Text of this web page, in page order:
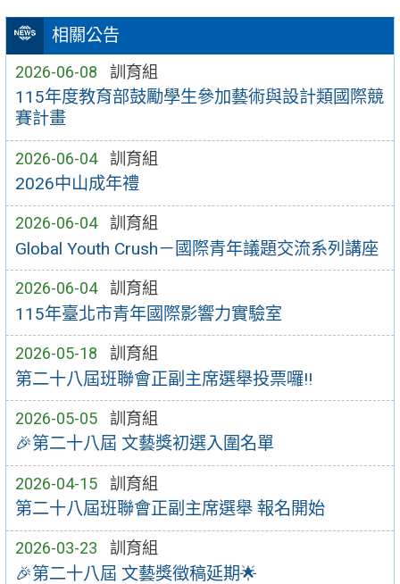
相關公告
2026-06-08 訓育組
115年度教育部鼓勵學生參加藝術與設計類國際競
賽計畫
2026-06-04 訓育組
2026中山成年禮
2026-06-04 訓育組
Global Youth Crush－國際青年議題交流系列講座
2026-06-04 訓育組
115年臺北市青年國際影響力實驗室
2026-05-18 訓育組
第二十八屆班聯會正副主席選舉投票囉!!
2026-05-05 訓育組
🎉第二十八屆 文藝獎初選入圍名單
2026-04-15 訓育組
第二十八屆班聯會正副主席選舉 報名開始
2026-03-23 訓育組
🎉第二十八屆 文藝獎徵稿延期🌟